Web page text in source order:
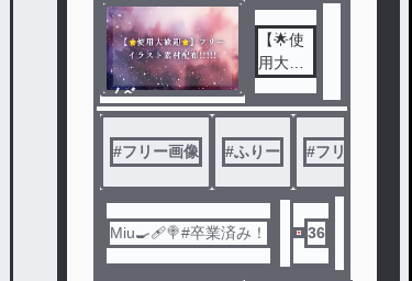
ノベ
ル
【🌟使
用大歓
フリー
ト素材
#フリー画像 #ふりー #フリー素材
Miu🍳🩹🍭#卒業済み！ 36